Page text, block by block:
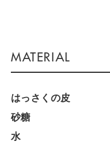
はっさくの皮
砂糖
水